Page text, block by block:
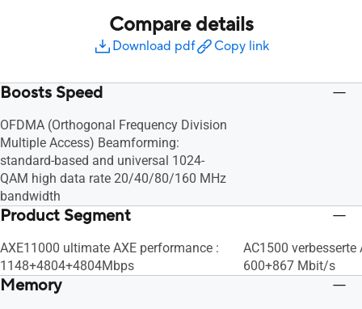
Compare details
Download pdf Copy link
Boosts Speed
OFDMA (Orthogonal Frequency Division
Multiple Access) Beamforming:
standard-based and universal 1024-
QAM high data rate 20/40/80/160 MHz
bandwidth
Product Segment
AXE11000 ultimate AXE performance :
1148+4804+4804Mbps
AC1500 verbesserte
600+867 Mbit/s
Memory